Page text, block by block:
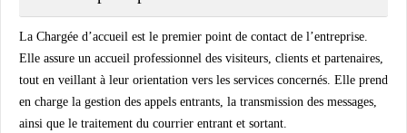
La Chargée d’accueil est le premier point de contact de l’entreprise.
Elle assure un accueil professionnel des visiteurs, clients et partenaires,
tout en veillant à leur orientation vers les services concernés. Elle prend
en charge la gestion des appels entrants, la transmission des messages,
ainsi que le traitement du courrier entrant et sortant.